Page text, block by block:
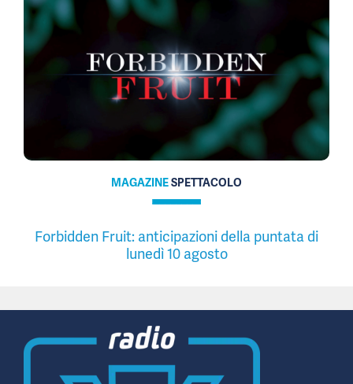
MAGAZINESPETTACOLO
Forbidden Fruit: anticipazioni della puntata di
lunedì 10 agosto